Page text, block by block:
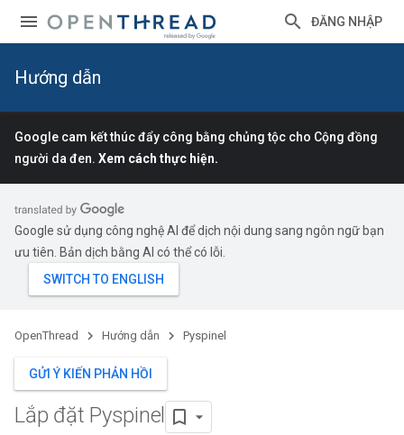
ĐĂNG NHẬP
Hướng dẫn
Google cam kết thúc đẩy công bằng chủng tộc cho Cộng đồng
người da đen. Xem cách thực hiện.
Google sử dụng công nghệ AI để dịch nội dung sang ngôn ngữ bạn
ưu tiên. Bản dịch bằng AI có thể có lỗi.
OpenThread Hướng dẫn Pyspinel
GỬI Ý KIẾN PHẢN HỒI
Lắp đặt Pyspinel